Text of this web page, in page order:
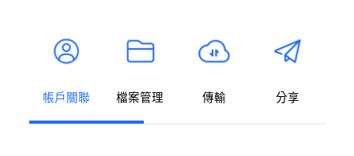
帳戶關聯 檔案管理 傳輸 分享